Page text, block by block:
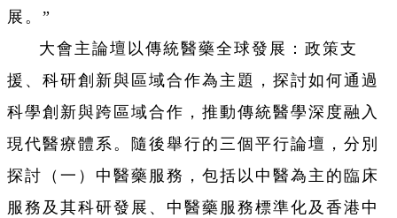
展。”
大會主論壇以傳統醫藥全球發展：政策支
援、科研創新與區域合作為主題，探討如何通過
科學創新與跨區域合作，推動傳統醫學深度融入
現代醫療體系。隨後舉行的三個平行論壇，分別
探討（一）中醫藥服務，包括以中醫為主的臨床
服務及其科研發展、中醫藥服務標準化及香港中